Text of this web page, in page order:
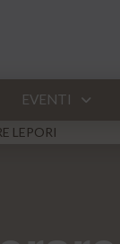
EVENTI
LEPORI